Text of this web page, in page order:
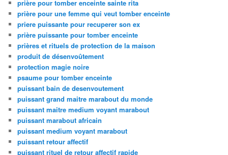
prière pour tomber enceinte sainte rita
prière pour une femme qui veut tomber enceinte
priere puissante pour recuperer son ex
prière puissante pour tomber enceinte
prières et rituels de protection de la maison
produit de désenvoûtement
protection magie noire
psaume pour tomber enceinte
puissant bain de desenvoutement
puissant grand maitre marabout du monde
puissant maitre medium voyant marabout
puissant marabout africain
puissant medium voyant marabout
puissant retour affectif
puissant rituel de retour affectif rapide